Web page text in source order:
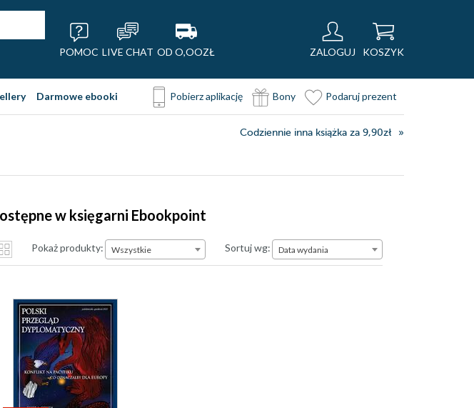
POMOC LIVE CHAT OD O,OOZŁ ZALOGUJ KOSZYK
Darmowe ebooki Pobierz aplikację Bony Podaruj prezent
Codziennie inna książka za 9,90zł
w księgarni Ebookpoint
Pokaż produkty: Wszystkie Sortuj wg:Data wydania
Data wydania